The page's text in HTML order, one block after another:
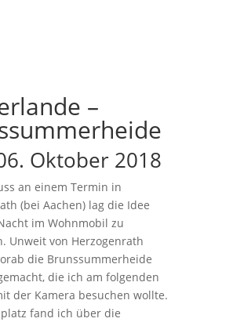
–
Oktober 2018
an einem Termin in
(bei Aachen) lag die Idee
im Wohnmobil zu
Unweit von Herzogenrath
die Brunssummerheide
die ich am folgenden
der Kamera besuchen wollte.
fand ich über die